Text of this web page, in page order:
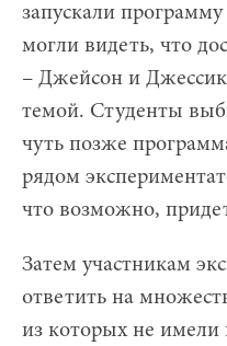
запускали
могли видеть, что
– Джейсон и
темой. Студенты
чуть позже
рядом
что возможно,
Затем участникам
ответить на
из которых не